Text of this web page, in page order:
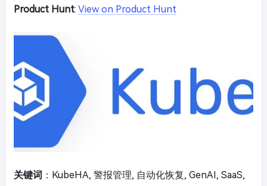
Product Hunt: View on Product Hunt
关键词 ：KubeHA, 警报管理, 自动化恢复, GenAI, SaaS,